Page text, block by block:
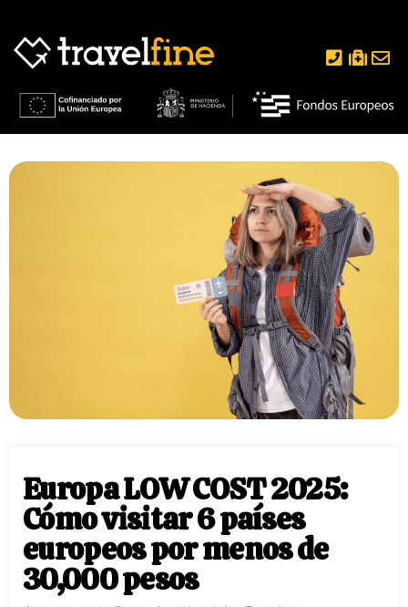
Europa LOW COST 2025:
Cómo visitar 6 países
europeos por menos de
30,000 pesos